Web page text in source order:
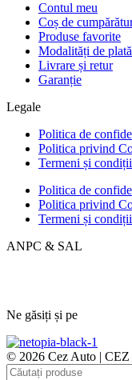
Contul meu
Coș de
Produse favorite
Modalități de plată
Livrare și retur
Garanție
Legale
Politica de
Politica privind
Termeni și condiții
Politica de
Politica privind
Termeni și condiții
ANPC & SAL
Ne găsiți și pe
© 2026 Cez Auto |